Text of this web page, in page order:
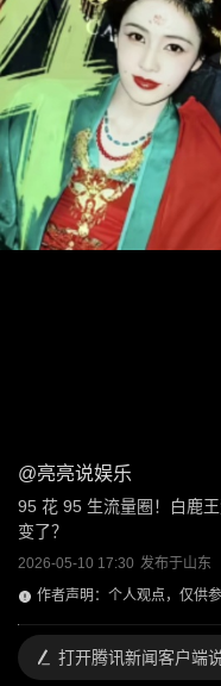
@亮亮说娱乐
95 花 95 生流量圈！白鹿
变了？
2026-05-10 17:30 发布于山东
作者声明：个人观点，仅供
打开腾讯新闻客户端